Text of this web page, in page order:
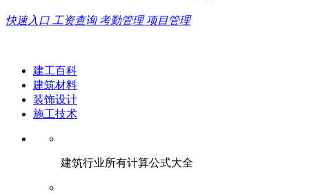
快速入口 工资查询 考勤管理 项目管理
建工百科
建筑材料
装饰设计
施工技术
建筑行业所有计算公式大全